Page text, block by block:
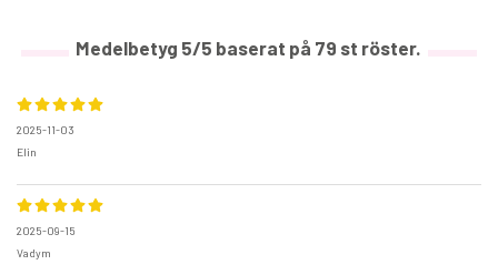
Medelbetyg 5/5 baserat på 79 st röster.
2025-11-03
Elin
2025-09-15
Vadym